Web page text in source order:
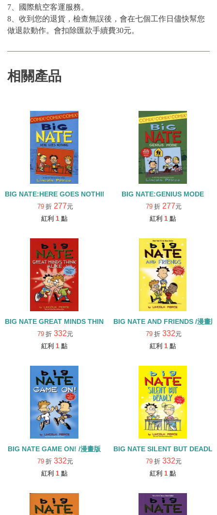
7、國際航空客運服務。
8、收到您的退貨，檢查無誤後，會在七個工作日儘快幫您
做退款動作。會扣除匯款手續費30元。
相關產品
BIG NATE:HERE GOES NOTHING
79 折 277元
紅利 1 點
BIG NATE:GENIUS MODE
79 折 277元
紅利 1 點
BIG NATE GREAT MINDS THINK ALIKE /漫畫版
79 折 332元
紅利 1 點
BIG NATE AND FRIENDS /漫畫版
79 折 332元
紅利 1 點
BIG NATE GAME ON! /漫畫版
79 折 332元
紅利 1 點
BIG NATE SILENT BUT DEADLY
79 折 332元
紅利 1 點